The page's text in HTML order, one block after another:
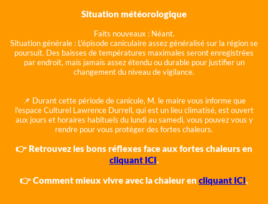
Situation météorologique
Faits nouveaux : Néant.
Situation générale : L'épisode caniculaire assez généralisé sur la région se
poursuit. Des baisses de températures maximales seront enregistrées
par endroit, mais jamais assez étendu ou durable pour justifier un
changement du niveau de vigilance.
📌 Durant cette période de canicule, M. le maire vous informe que
l'espace Culturel Lawrence Durrell, qui est un lieu climatisé, est ouvert
aux jours et horaires habituels du lundi au samedi, vous pouvez vous y
rendre pour vous protéger des fortes chaleurs.
👉 Retrouvez les bons réflexes face aux fortes chaleurs en
cliquant ICI.
👉 Comment mieux vivre avec la chaleur en cliquant ICI.